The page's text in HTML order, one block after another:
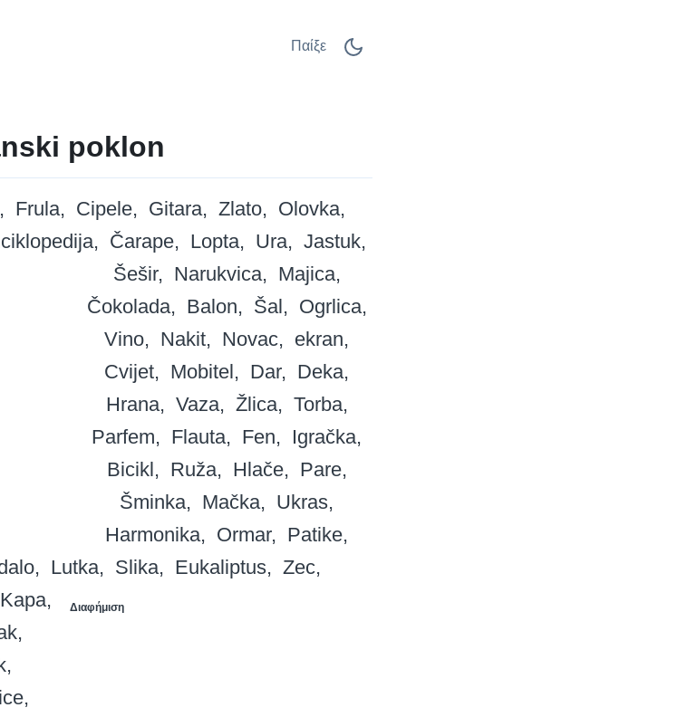
Παίξε
poklon
Frula Cipele Gitara Zlato
Olovka
Čarape Lopta Ura
Jastuk
Šešir
Narukvica
Majica
Čokolada
Balon Šal
Ogrlica
Vino
Nakit Novac
ekran
Cvijet
Mobitel Dar
Deka
Hrana
Vaza Žlica
Torba
Parfem
Flauta Fen
Igračka
Bicikl
Ruža Hlače
Pare
Šminka
Mačka
Ukras
Harmonika
Ormar
Patike
Lutka Slika Eukaliptus
Zec
Kapa Διαφήμιση